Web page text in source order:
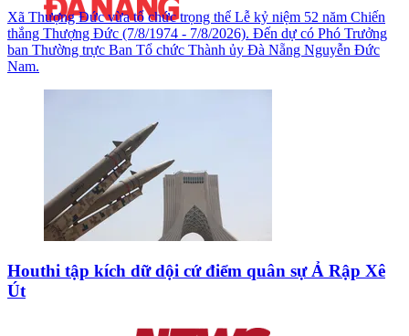
Xã Thượng Đức vừa tổ chức trọng thể Lễ kỷ niệm 52 năm Chiến
thắng Thượng Đức (7/8/1974 - 7/8/2026). Đến dự có Phó Trưởng
ban Thường trực Ban Tổ chức Thành ủy Đà Nẵng Nguyễn Đức
Nam.
Houthi tập kích dữ dội cứ điểm quân sự Ả Rập Xê
Út